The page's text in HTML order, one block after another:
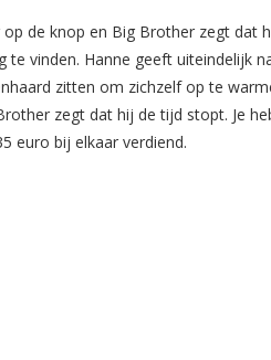
de knop en Big Brother zegt dat
vinden. Hanne geeft uiteindelijk
zitten om zichzelf op te
zegt dat hij de tijd stopt. Je
euro bij elkaar verdiend.